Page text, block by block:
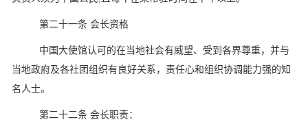
第二十一条 会长资格
中国大使馆认可的在当地社会有威望、受到各界尊重，并与
当地政府及各社团组织有良好关系，责任心和组织协调能力强的知
名人士。
第二十二条 会长职责：